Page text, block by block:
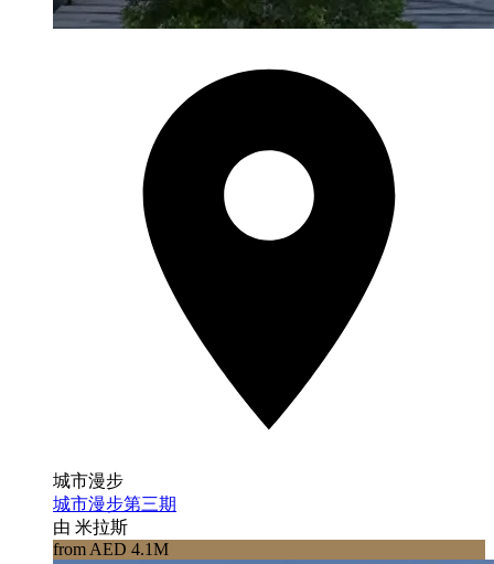
城市漫步
城市漫步第三期
由 米拉斯
from AED 4.1M